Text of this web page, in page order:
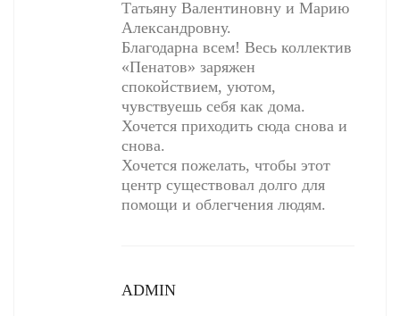
Татьяну Валентиновну и Марию
Александровну.
Благодарна всем! Весь коллектив
«Пенатов» заряжен
спокойствием, уютом,
чувствуешь себя как дома.
Хочется приходить сюда снова и
снова.
Хочется пожелать, чтобы этот
центр существовал долго для
помощи и облегчения людям.
ADMIN